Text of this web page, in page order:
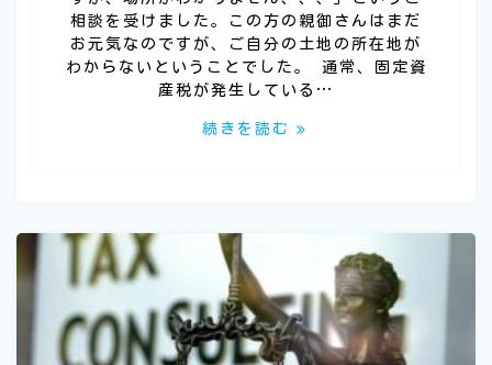
相談を受けました。この方の親御さんはまだ
お元気なのですが、ご自分の土地の所在地が
わからないということでした。 通常、固定資
産税が発生している…
続きを読む